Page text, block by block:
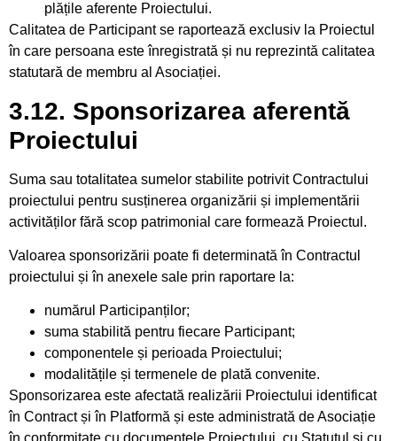
plățile aferente Proiectului.
Calitatea de Participant se raportează exclusiv la Proiectul
în care persoana este înregistrată și nu reprezintă calitatea
statutară de membru al Asociației.
3.12. Sponsorizarea aferentă
Proiectului
Suma sau totalitatea sumelor stabilite potrivit Contractului
proiectului pentru susținerea organizării și implementării
activităților fără scop patrimonial care formează Proiectul.
Valoarea sponsorizării poate fi determinată în Contractul
proiectului și în anexele sale prin raportare la:
numărul Participanților;
suma stabilită pentru fiecare Participant;
componentele și perioada Proiectului;
modalitățile și termenele de plată convenite.
Sponsorizarea este afectată realizării Proiectului identificat
în Contract și în Platformă și este administrată de Asociație